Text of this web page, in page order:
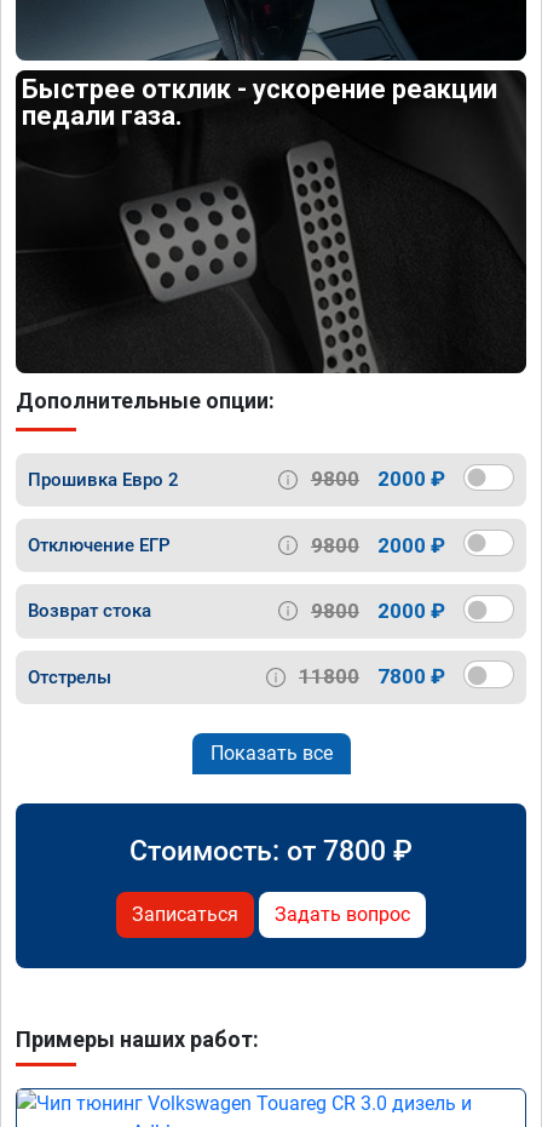
Быстрее отклик - ускорение реакции
педали газа.
Дополнительные опции:
Прошивка Евро 2 9800 2000 ₽
Отключение ЕГР 9800 2000 ₽
Возврат стока 9800 2000 ₽
Отстрелы 11800 7800 ₽
Показать все
Стоимость: от 7800 ₽
Записаться Задать вопрос
Примеры наших работ: